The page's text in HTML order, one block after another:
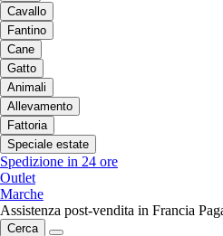
Cavallo
Fantino
Cane
Gatto
Animali
Allevamento
Fattoria
Speciale estate
Spedizione in 24 ore
Outlet
Marche
Assistenza post-vendita in Francia
Cerca